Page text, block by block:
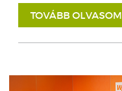
TOVÁBB OLVASOM